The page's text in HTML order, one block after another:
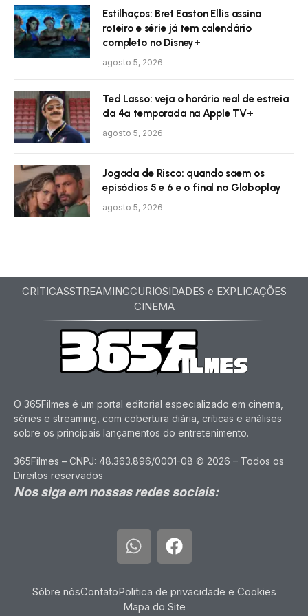
Estilhaços: Bret Easton Ellis assina
roteiro e série já tem calendário
completo no Disney+
agosto 5, 2026
Ted Lasso: veja o horário real de estreia
da 4ª temporada na Apple TV+
agosto 5, 2026
Jogada de Risco: quando saem os
episódios 5 e 6 e o final no Globoplay
agosto 5, 2026
CRITICASSTREAMINGCURIOSIDADES e EXPLICAÇÕES
CINEMA
O 365Filmes é um portal editorial especializado em cinema,
séries e streaming, com cobertura diária, críticas e análises
sobre os principais lançamentos do entretenimento.
365Filmes – CNPJ: 48.363.896/0001-08 © 2026 – Todos os
Direitos reservados
Nos siga em nossas redes sociais:
Sóbre nósContatoPolitica de privacidade e Cookies
Mapa do Site